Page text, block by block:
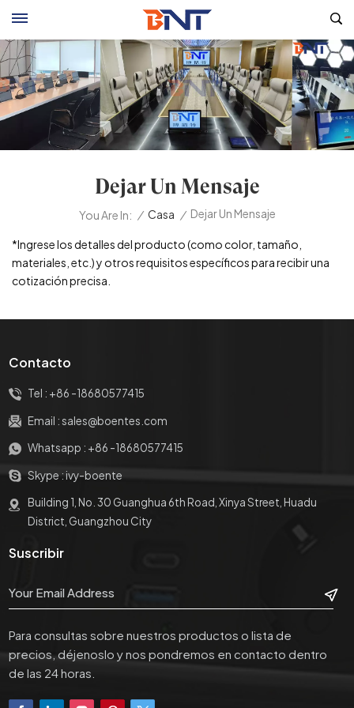
Dejar Un Mensaje
You Are In: / Casa / Dejar Un Mensaje
*Ingrese los detalles del producto (como color, tamaño,
materiales, etc.) y otros requisitos específicos para recibir una
cotización precisa.
Contacto
Tel : +86 -18680577415
Email :sales@boentes.com
Whatsapp : +86 -18680577415
Skype : ivy-boente
Building 1, No. 30 Guanghua 6th Road, Xinya Street, Huadu
District, Guangzhou City
Suscribir
Para consultas sobre nuestros productos o lista de
precios, déjenoslo y nos pondremos en contacto dentro
de las 24 horas.